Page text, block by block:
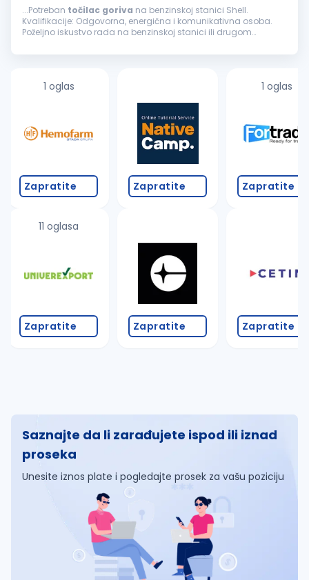
...Potreban točilac goriva na benzinskoj stanici Shell.
Kvalifikacije: Odgovorna, energična i komunikativna osoba.
Poželjno iskustvo rada na benzinskoj stanici ili drugom
napredovanja, rad...
1 oglas
Zapratite
11 oglasa
Zapratite
Zapratite
Zapratite
1 oglas
Zapratite
Zapratite
Saznajte da li zarađujete ispod ili iznad
proseka
Unesite iznos plate i pogledajte prosek za vašu poziciju